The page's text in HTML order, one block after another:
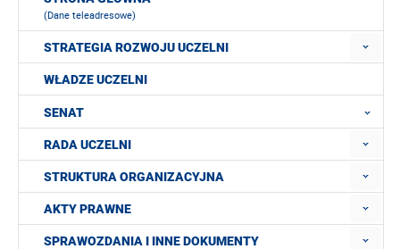
(Dane teleadresowe)
STRATEGIA ROZWOJU UCZELNI
WŁADZE UCZELNI
SENAT
RADA UCZELNI
STRUKTURA ORGANIZACYJNA
AKTY PRAWNE
SPRAWOZDANIA I INNE DOKUMENTY